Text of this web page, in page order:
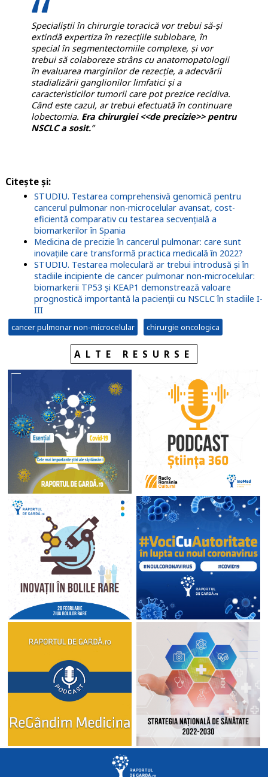
Specialiștii în chirurgie toracică vor trebui să-și
extindă expertiza în rezecțiile sublobare, în
special în segmentectomiile complexe, și vor
trebui să colaboreze strâns cu anatomopatologii
în evaluarea marginilor de rezecție, a adecvării
stadializării ganglionilor limfatici și a
caracteristicilor tumorii care pot prezice recidiva.
Când este cazul, ar trebui efectuată în continuare
lobectomia. Era chirurgiei <<de precizie>> pentru
NSCLC a sosit.”
Citește și:
STUDIU. Testarea comprehensivă genomică pentru
cancerul pulmonar non-microcelular avansat, cost-
eficientă comparativ cu testarea secvențială a
biomarkerilor în Spania
Medicina de precizie în cancerul pulmonar: care sunt
inovațiile care transformă practica medicală în 2022?
STUDIU. Testarea moleculară ar trebui introdusă și în
stadiile incipiente de cancer pulmonar non-microcelular:
biomarkerii TP53 și KEAP1 demonstrează valoare
prognostică importantă la pacienții cu NSCLC în stadiile I-
III
cancer pulmonar non-microcelular chirurgie oncologica
ALTE RESURSE